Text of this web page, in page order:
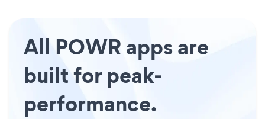
All POWR apps are
built for peak-
performance.